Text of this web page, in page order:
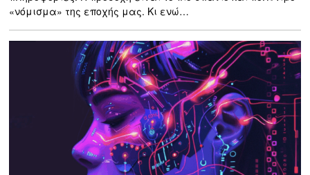
«νόμισμα» της εποχής μας. Κι ενώ…